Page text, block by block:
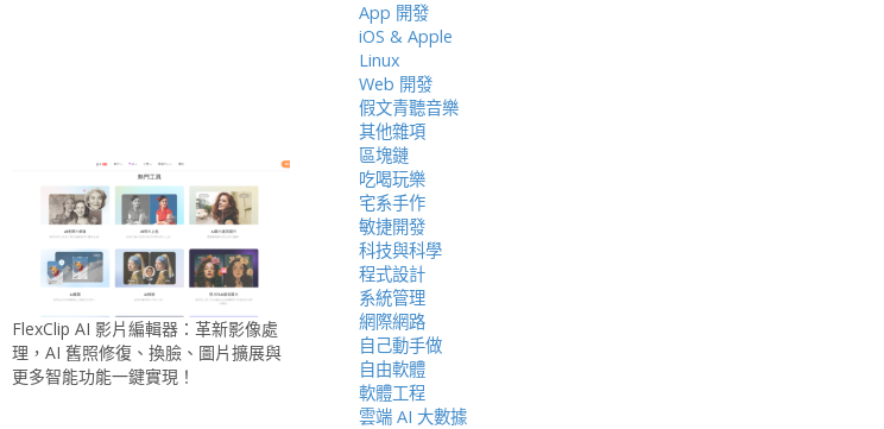
FlexClip AI 影片編輯器：革新影像處
理，AI 舊照修復、換臉、圖片擴展與
更多智能功能一鍵實現！
App 開發
iOS & Apple
Linux
Web 開發
假文青聽音樂
其他雜項
區塊鏈
吃喝玩樂
宅系手作
敏捷開發
科技與科學
程式設計
系統管理
網際網路
自己動手做
自由軟體
軟體工程
雲端 AI 大數據